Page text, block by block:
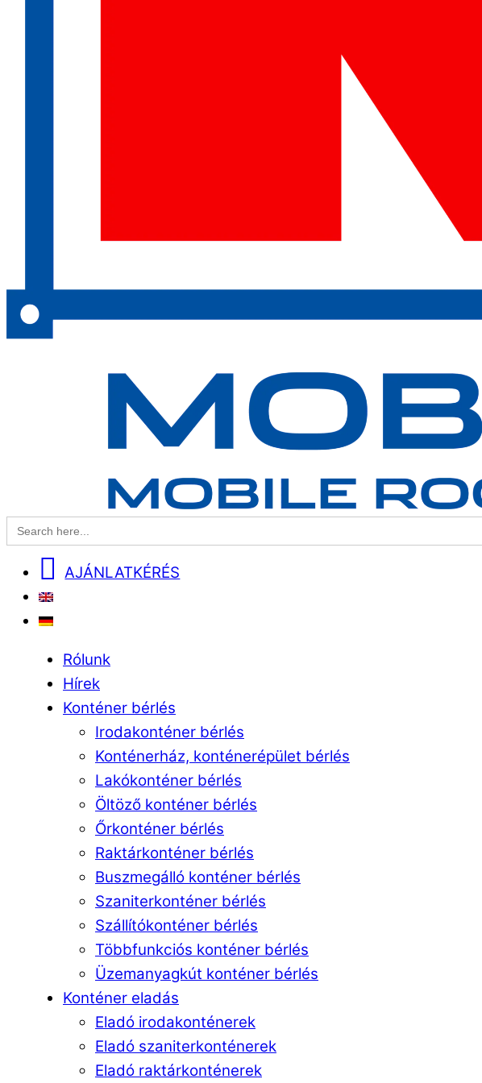
Search
for:
AJÁNLATKÉRÉS
EN
DE
MenuRólunk
Hírek
Konténer bérlés
Irodakonténer bérlés
Konténerház, konténerépület bérlés
Lakókonténer bérlés
Öltöző konténer bérlés
Őrkonténer bérlés
Raktárkonténer bérlés
Buszmegálló konténer bérlés
Szaniterkonténer bérlés
Szállítókonténer bérlés
Többfunkciós konténer bérlés
Üzemanyagkút konténer bérlés
Konténer eladás
Eladó irodakonténerek
Eladó szaniterkonténerek
Eladó raktárkonténerek